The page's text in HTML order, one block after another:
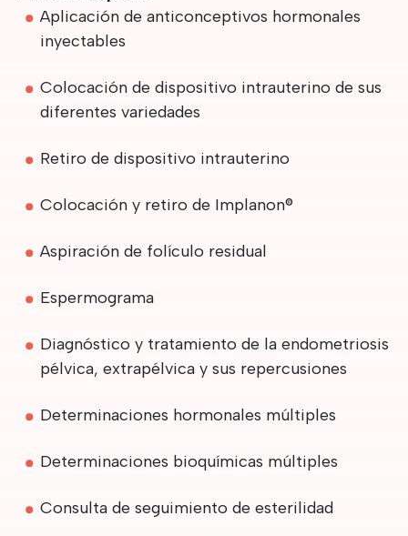
Aplicación de anticonceptivos hormonales
inyectables
Colocación de dispositivo intrauterino de sus
diferentes variedades
Retiro de dispositivo intrauterino
Colocación y retiro de Implanon®
Aspiración de folículo residual
Espermograma
Diagnóstico y tratamiento de la endometriosis
pélvica, extrapélvica y sus repercusiones
Determinaciones hormonales múltiples
Determinaciones bioquímicas múltiples
Consulta de seguimiento de esterilidad